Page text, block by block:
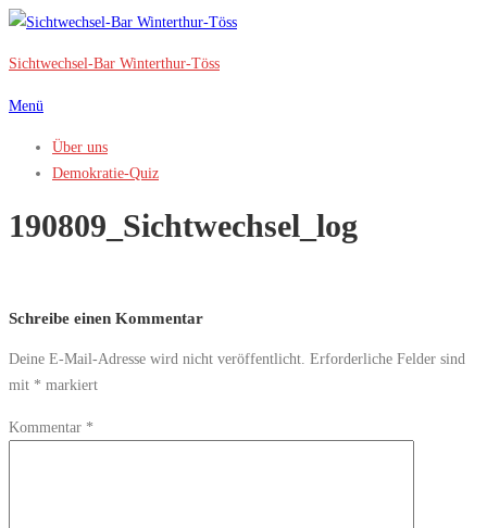
Zum
springen
Sichtwechsel-Bar Winterthur-Töss
Menü
Über uns
Demokratie-Quiz
190809_Sichtwechsel_log
Schreibe einen Kommentar
Deine E-Mail-Adresse wird nicht veröffentlicht. Erforderliche Felder sind
mit * markiert
Kommentar *